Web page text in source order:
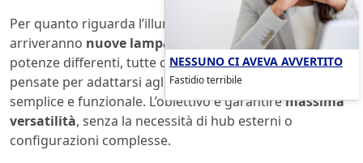
Per quanto riguarda l’illuminazione, nel 2026
arriveranno nuove lampadine LED
con formati e
potenze differenti, tutte compatibili con Matter e
pensate per adattarsi agli ambienti domestici in modo
semplice e funzionale. L’obiettivo è garantiremassima
versatilità, senza la necessità di hub esterni o
configurazioni complesse.
NESSUNO CI AVEVA AVVERTITO
Fastidio terribile